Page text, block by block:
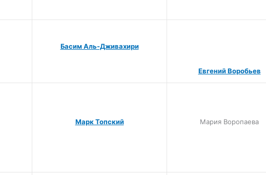
Басим Аль-Дживахири
Евгений Воробьев
Марк Топский Мария Воропаева